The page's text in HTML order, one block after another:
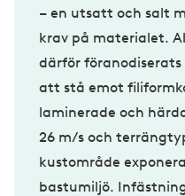
– en utsatt och salt
krav på materialet.
därför
att stå emot
laminerade och
26 m/s och
kustområde
bastumiljö.